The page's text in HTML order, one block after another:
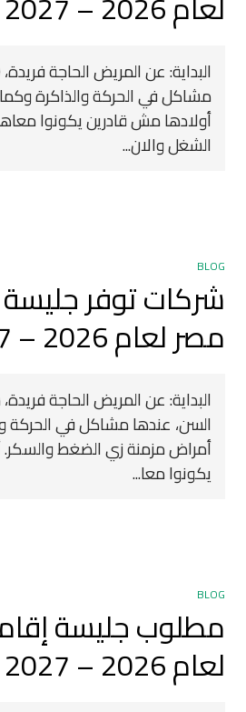
مشاكل في الحركة والذاكرة
أولادها مش قادرين يكونوا
الشغل والان...
BLOG
شركات توفر
مصر لعام 2026 – 2027
البداية: عن المريض الحاجة
السن، عندها مشاكل في الحركة
أمراض مزمنة زي الضغط
يكونوا معا...
BLOG
مطلوب جليسة
لعام 2026 – 2027